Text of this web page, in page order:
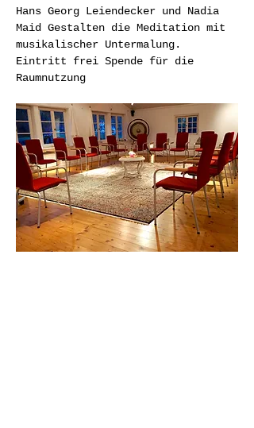
Hans Georg Leiendecker und Nadia
Maid Gestalten die Meditation mit
musikalischer Untermalung.
Eintritt frei Spende für die
Raumnutzung